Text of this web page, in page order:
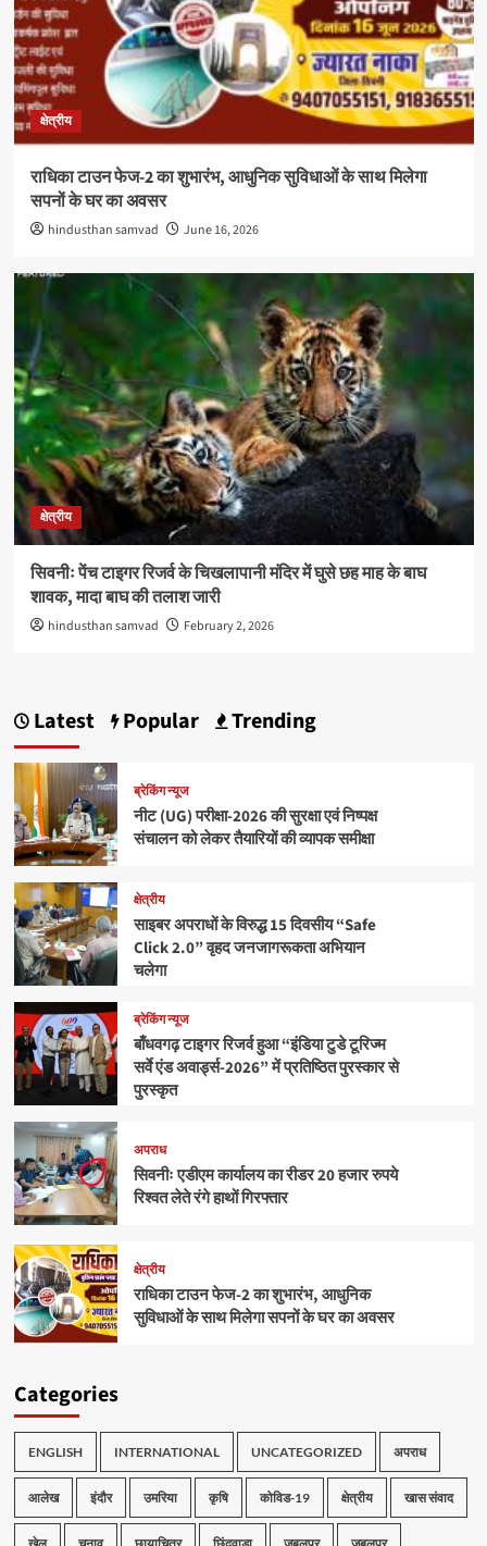
क्षेत्रीय
राधिका टाउन फेज-2 का शुभारंभ, आधुनिक सुविधाओं के साथ मिलेगा
सपनों के घर का अवसर
hindusthan samvad June 16, 2026
क्षेत्रीय
सिवनीः पेंच टाइगर रिजर्व के चिखलापानी मंदिर में घुसे छह माह के बाघ
शावक, मादा बाघ की तलाश जारी
hindusthan samvad February 2, 2026
Latest Popular Trending
ब्रेकिंग न्यूज
नीट (UG) परीक्षा-2026 की सुरक्षा एवं निष्पक्ष
संचालन को लेकर तैयारियों की व्यापक समीक्षा
क्षेत्रीय
साइबर अपराधों के विरुद्ध 15 दिवसीय “Safe
Click 2.0” वृहद जनजागरूकता अभियान
चलेगा
ब्रेकिंग न्यूज
बाँधवगढ़ टाइगर रिजर्व हुआ “इंडिया टुडे टूरिज्म
सर्वे एंड अवार्ड्स-2026” में प्रतिष्ठित पुरस्कार से
पुरस्कृत
अपराध
सिवनीः एडीएम कार्यालय का रीडर 20 हजार रुपये
रिश्वत लेते रंगे हाथों गिरफ्तार
क्षेत्रीय
राधिका टाउन फेज-2 का शुभारंभ, आधुनिक
सुविधाओं के साथ मिलेगा सपनों के घर का अवसर
Categories
ENGLISH INTERNATIONAL UNCATEGORIZED अपराध
आलेख इंदौर उमरिया कृषि कोविड-19 क्षेत्रीय खास संवाद